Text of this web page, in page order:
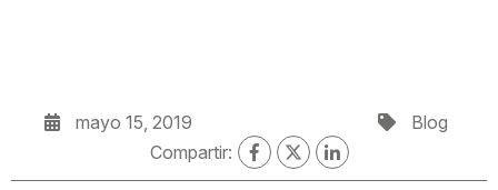
mayo 15, 2019
Blog
Compartir: